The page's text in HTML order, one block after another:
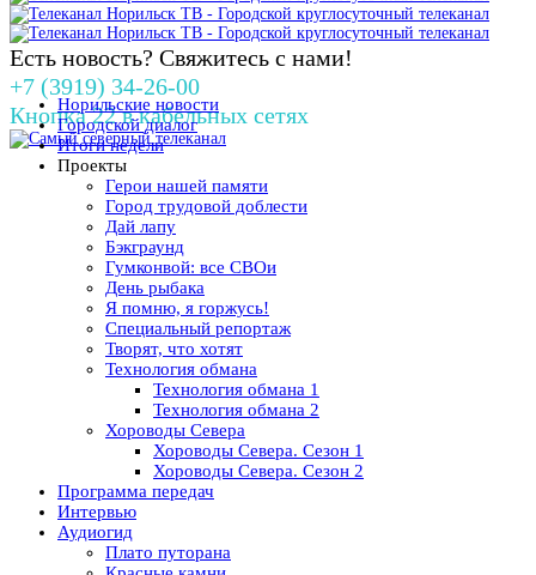
Есть новость? Свяжитесь с нами!
+7 (3919) 34-26-00
Кнопка 22 в кабельных сетях
Норильские новости
Городской диалог
Итоги недели
Проекты
Герои нашей памяти
Город трудовой доблести
Дай лапу
Бэкграунд
Гумконвой: все СВОи
День рыбака
Я помню, я горжусь!
Специальный репортаж
Творят, что хотят
Технология обмана
Технология обмана 1
Технология обмана 2
Хороводы Севера
Хороводы Севера. Сезон 1
Хороводы Севера. Сезон 2
Программа передач
Интервью
Аудиогид
Плато путорана